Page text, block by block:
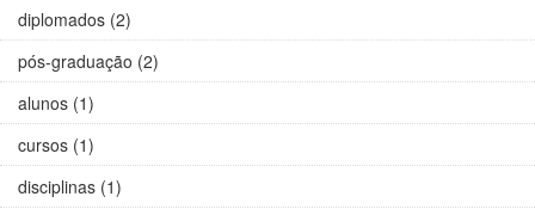
diplomados (2)
pós-graduação (2)
alunos (1)
cursos (1)
disciplinas (1)